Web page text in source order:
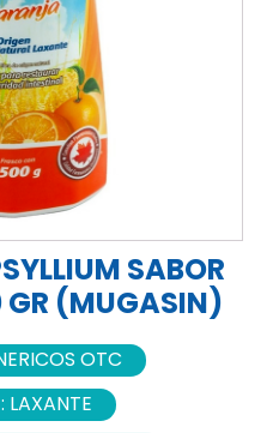
SABOR
(MUGASIN)
OTC
LAXANTE